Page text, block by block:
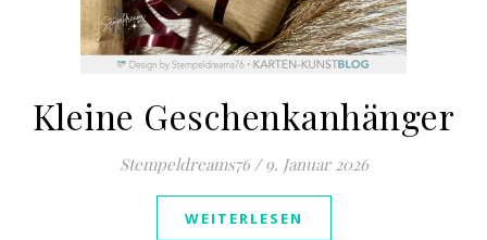
Kleine Geschenkanhänger
Stempeldreams76 / 9. Januar 2026
WEITERLESEN